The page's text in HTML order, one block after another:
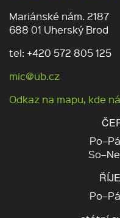
Mariánské nám. 2187
688 01 Uherský Brod
tel: +420 572 805 125
mic@ub.cz
Odkaz na mapu, kde